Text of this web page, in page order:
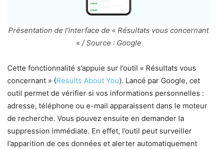
Présentation de l’interface de « Résultats vous concernant
« / Source : Google
Cette fonctionnalité s’appuie sur l’outil « Résultats vous
concernant » (Results About You). Lancé par Google, cet
outil permet de vérifier si vos informations personnelles :
adresse, téléphone ou e-mail apparaissent dans le moteur
de recherche. Vous pouvez ensuite en demander la
suppression immédiate. En effet, l’outil peut surveiller
l’apparition de ces données et alerter automatiquement